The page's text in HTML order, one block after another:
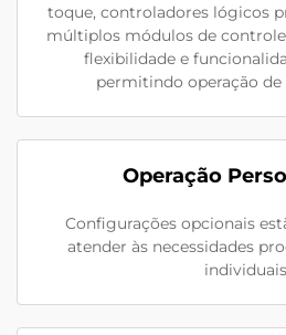
toque, controladores lógicos
múltiplos módulos de
flexibilidade e
permitindo operação
Operação
Configurações opcionais
atender às necessidades